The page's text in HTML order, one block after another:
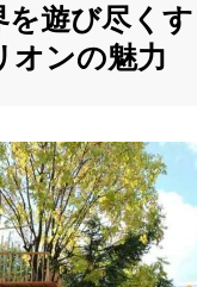
を遊び尽く
オンの魅力